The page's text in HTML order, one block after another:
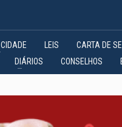
LEIS CARTA DE
DIÁRIOS CONSELHOS